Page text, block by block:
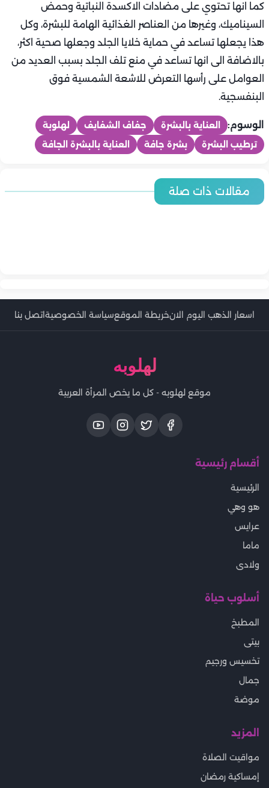
كما انها تحتوي على مضادات الاكسدة النباتية وحمض
السيناميك، وغيرها من العناصر الغذائية الهامة للبشرة، وكل
هذا يجعلها تساعد في حماية خلايا الجلد وجعلها صحية اكثر،
بالاضافة الى انها تساعد في منع تلف الجلد بسبب العديد من
العوامل على رأسها التعرض للاشعة الشمسية فوق
البنفسجية.
الوسوم: العناية بالبشرة جفاف الشفايف
لهلوبة
ترطيب البشرة
بشرة جافة العناية بالبشرة الجافة
مقالات ذات صلة
جمال
6 عادات يومية لبشرة ناعمة ومشرقة خلال الصيف
جمال
جمال
جمال
اسعار الذهب اليوم الانخريطة الموقعسياسة الخصوصيةاتصل بنا
لهلوبه
موقع لهلوبه - كل ما يخص المرأة العربية
أقسام رئيسية
الرئيسية
هو وهي
عرايس
ماما
ولادى
أسلوب حياة
المطبخ
بيتى
تخسيس ورجيم
جمال
موضة
المزيد
مواقيت الصلاة
إمساكية رمضان